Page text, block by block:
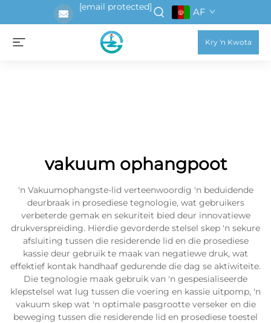
[email protected] AF
Kry 'n Kwota
vakuum ophangpoot
'n Vakuumophangste-lid verteenwoordig 'n beduidende
deurbraak in prosediese tegnologie, wat gebruikers
verbeterde gemak en sekuriteit bied deur innovatiewe
drukverspreiding. Hierdie gevorderde stelsel skep 'n sekure
afsluiting tussen die residerende lid en die prosediese
kassie deur gebruik te maak van negatiewe druk, wat
effektief kontak handhaaf gedurende die dag se aktiwiteite.
Die tegnologie maak gebruik van 'n gespesialiseerde
klepstelsel wat lug tussen die voering en kassie uitpomp, 'n
vakuum skep wat 'n optimale pasgrootte verseker en die
beweging tussen die residerende lid en prosediese toestel